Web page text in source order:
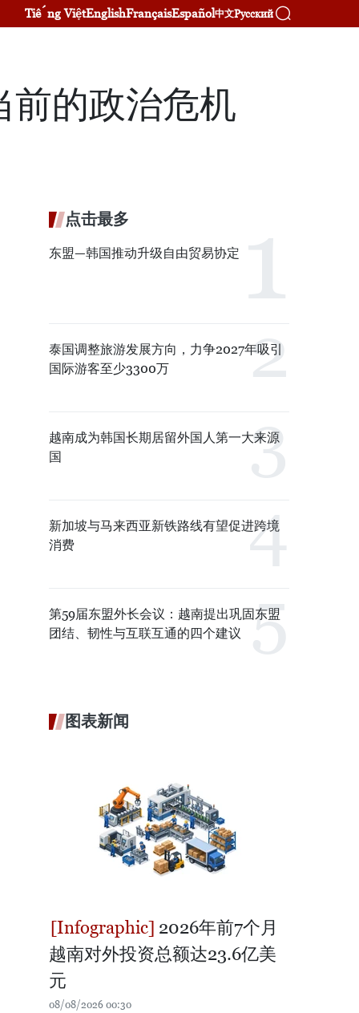
Tiếng ViệtEnglishFrançaisEspañol中文Русский
前的政治危机
点击最多
东盟—韩国推动升级自由贸易协定
泰国调整旅游发展方向，力争2027年吸引
国际游客至少3300万
越南成为韩国长期居留外国人第一大来源
国
新加坡与马来西亚新铁路线有望促进跨境
消费
第59届东盟外长会议：越南提出巩固东盟
团结、韧性与互联互通的四个建议
图表新闻
2026年前7个月
越南对外投资总额达23.6亿美
元
08/08/2026 00:30